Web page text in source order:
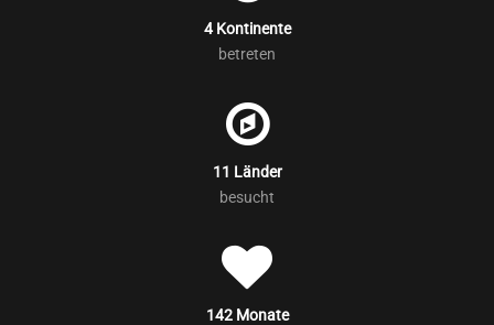
4 Kontinente
betreten
11 Länder
besucht
142 Monate